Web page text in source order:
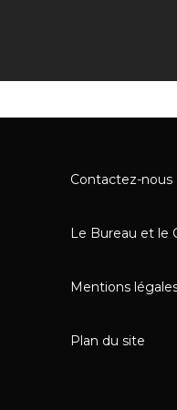
Contactez-nous
Le Bureau et le
Mentions
Plan du site